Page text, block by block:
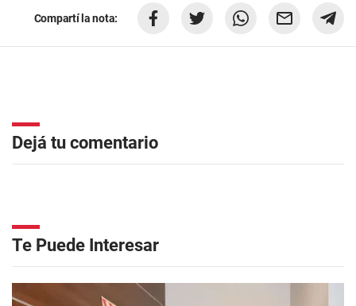
Compartí la nota:
Dejá tu comentario
Te Puede Interesar